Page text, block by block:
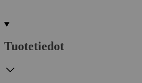
Tuotetiedot